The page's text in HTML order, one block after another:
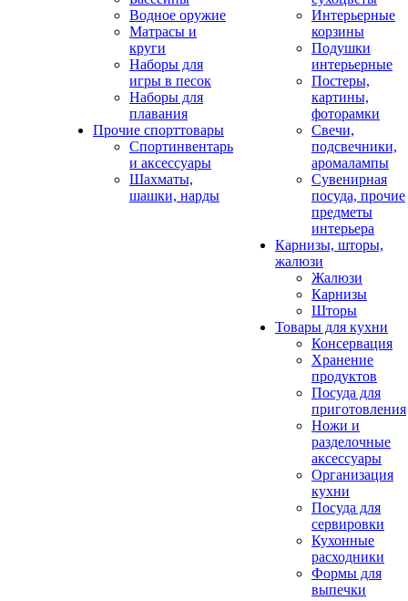
Водное оружие
Матрасы и
круги
Наборы для
игры в песок
Наборы для
плавания
Прочие спорттовары
Спортинвентарь
и аксессуары
Шахматы,
шашки, нарды
Интерьерные
корзины
Подушки
интерьерные
Постеры,
картины,
фоторамки
Свечи,
подсвечники,
аромалампы
Сувенирная
посуда, прочие
предметы
интерьера
Карнизы, шторы,
жалюзи
Жалюзи
Карнизы
Шторы
Товары для кухни
Консервация
Хранение
продуктов
Посуда для
приготовления
Ножи и
разделочные
аксессуары
Организация
кухни
Посуда для
сервировки
Кухонные
расходники
Формы для
выпечки